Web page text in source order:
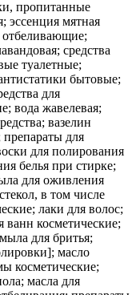
пропитанные
эссенция мятная
отбеливающие;
средства
туалетные;
бытовые;
для
вода жавелевая;
вазелин
для
для полирования
белья при стирке;
для оживления
в том числе
лаки для волос;
ванн косметические;
для бритья;
масло
косметические;
масла для